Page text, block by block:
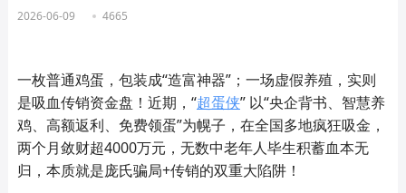
2026-06-09 4665
一枚普通鸡蛋，包装成“造富神器”；一场虚假养殖，实则
是吸血传销资金盘！近期，“超蛋侠” 以“央企背书、智慧养
鸡、高额返利、免费领蛋”为幌子，在全国多地疯狂吸金，
两个月敛财超4000万元，无数中老年人毕生积蓄血本无
归，本质就是庞氏骗局+传销的双重大陷阱！